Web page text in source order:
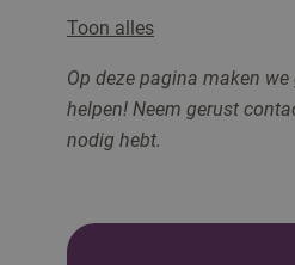
Toon alles
Op deze pagina maken
helpen! Neem gerust
nodig hebt.